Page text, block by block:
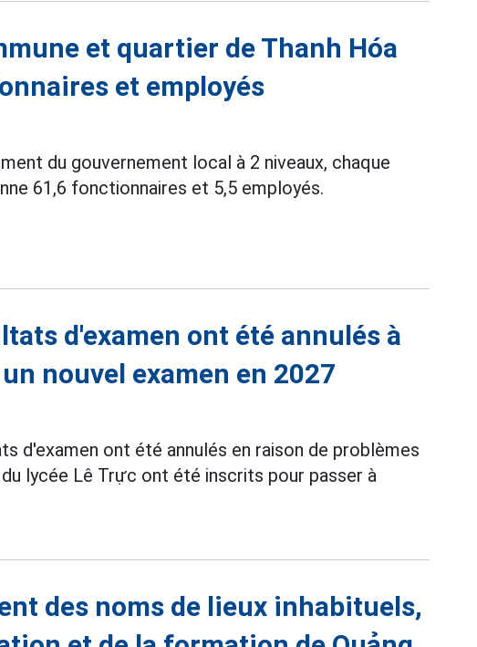
et quartier de Thanh Hóa
et employés
du gouvernement local à 2 niveaux, chaque
61,6 fonctionnaires et 5,5 employés.
d'examen ont été annulés à
nouvel examen en 2027
d'examen ont été annulés en raison de problèmes
lycée Lê Trực ont été inscrits pour passer à
des noms de lieux inhabituels,